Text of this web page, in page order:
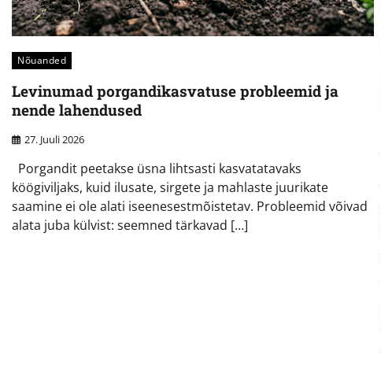
Nõuanded
Levinumad porgandikasvatuse probleemid ja
nende lahendused
27. Juuli 2026
Porgandit peetakse üsna lihtsasti kasvatatavaks
köögiviljaks, kuid ilusate, sirgete ja mahlaste juurikate
saamine ei ole alati iseenesestmõistetav. Probleemid võivad
alata juba külvist: seemned tärkavad […]